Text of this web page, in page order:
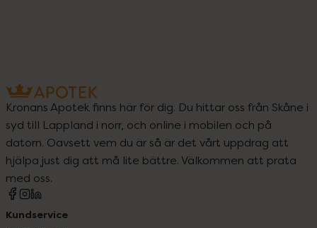
Kronans Apotek finns här för dig. Du hittar oss från Skåne i
syd till Lappland i norr, och online i mobilen och på
datorn. Oavsett vem du är så är det vårt uppdrag att
hjälpa just dig att må lite bättre. Välkommen att prata
med oss.
Kundservice